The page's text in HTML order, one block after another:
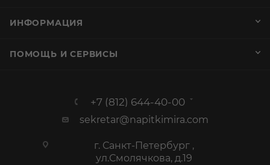
ИНФОРМАЦИЯ
ПОМОЩЬ И СЕРВИСЫ
+7 (812) 644-40-00
sekretar@napitkimira.com
г. Санкт-Петербург ,
ул.Смолячкова, д.19